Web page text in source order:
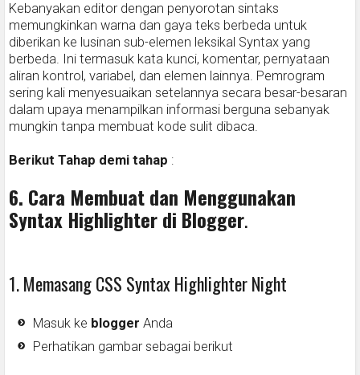
Kebanyakan editor dengan penyorotan sintaks
memungkinkan warna dan gaya teks berbeda untuk
diberikan ke lusinan sub-elemen leksikal Syntax yang
berbeda. Ini termasuk kata kunci, komentar, pernyataan
aliran kontrol, variabel, dan elemen lainnya. Pemrogram
sering kali menyesuaikan setelannya secara besar-besaran
dalam upaya menampilkan informasi berguna sebanyak
mungkin tanpa membuat kode sulit dibaca.
Berikut Tahap demi tahap :
6. Cara Membuat dan Menggunakan
Syntax Highlighter di Blogger.
1. Memasang CSS Syntax Highlighter Night
Masuk ke blogger Anda
Perhatikan gambar sebagai berikut